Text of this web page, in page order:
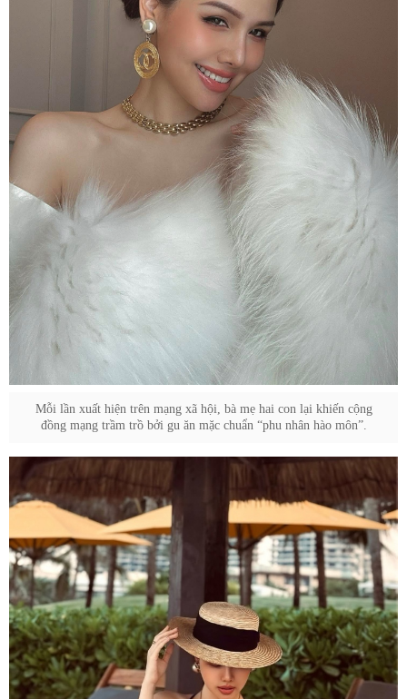
Mỗi lần xuất hiện trên mạng xã hội, bà mẹ hai con lại khiến cộng
đồng mạng trầm trồ bởi gu ăn mặc chuẩn “phu nhân hào môn”.